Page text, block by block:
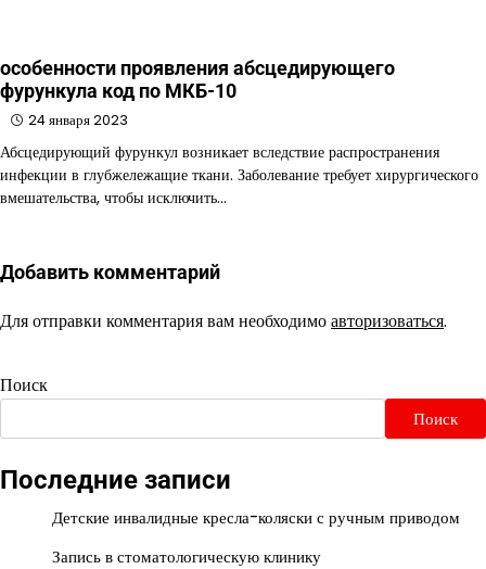
особенности проявления абсцедирующего
фурункула код по МКБ-10
24 января 2023
Абсцедирующий фурункул возникает вследствие распространения
инфекции в глубжележащие ткани. Заболевание требует хирургического
вмешательства, чтобы исключить…
Добавить комментарий
Для отправки комментария вам необходимоавторизоваться.
Поиск
Поиск
Последние записи
Детские инвалидные кресла-коляски с ручным приводом
Запись в стоматологическую клинику